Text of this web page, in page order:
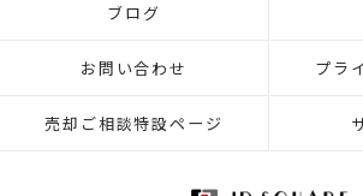
ブログ
お問い合わせ プラ
売却ご相談特設ページ